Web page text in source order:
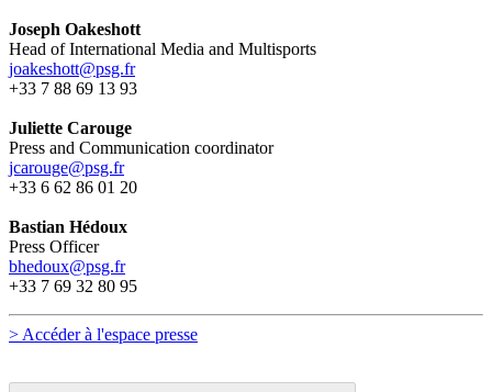
Joseph Oakeshott
Head of International Media and Multisports
joakeshott@psg.fr
+33 7 88 69 13 93
Juliette Carouge
Press and Communication coordinator
jcarouge@psg.fr
+33 6 62 86 01 20
Bastian Hédoux
Press Officer
bhedoux@psg.fr
+33 7 69 32 80 95
> Accéder à l'espace presse